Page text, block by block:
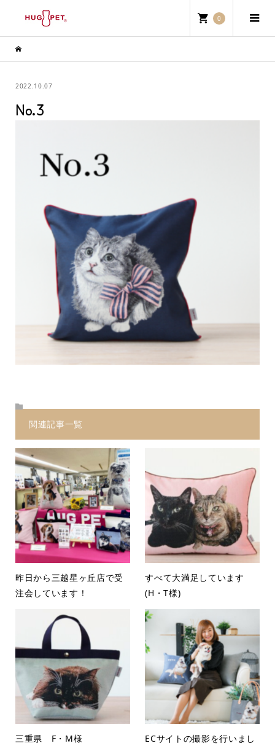
0
2022.10.07
No.3
関連記事一覧
昨日から三越星ヶ丘店で受
注会しています！
すべて大満足しています
(H・T様)
三重県 F・M様
ECサイトの撮影を行いまし